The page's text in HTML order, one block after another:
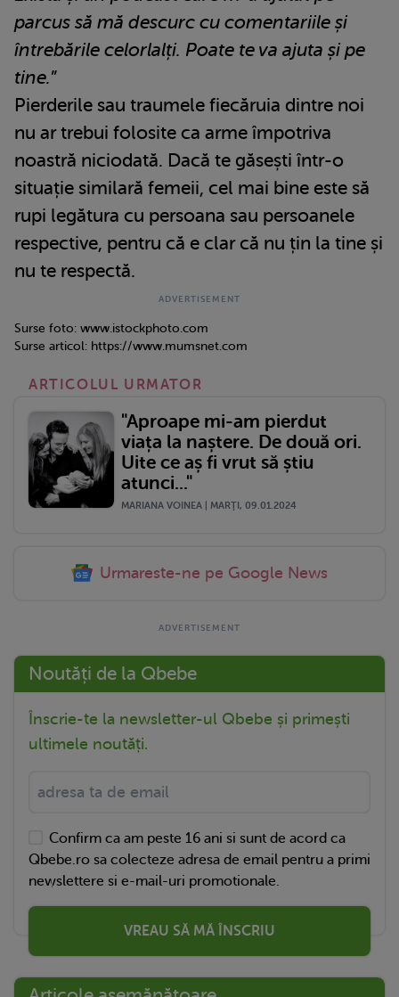
parcus să mă descurc cu comentariile și
întrebările celorlalți. Poate te va ajuta și pe
tine.”
Pierderile sau traumele fiecăruia dintre noi
nu ar trebui folosite ca arme împotriva
noastră niciodată. Dacă te găsești într-o
situație similară femeii, cel mai bine este să
rupi legătura cu persoana sau persoanele
respective, pentru că e clar că nu țin la tine și
nu te respectă.
Surse foto: www.istockphoto.com
Surse articol: https://www.mumsnet.com
ARTICOLUL URMATOR
"Aproape mi-am pierdut
viața la naștere. De două ori.
Uite ce aș fi vrut să știu
atunci..."
MARIANA VOINEA | MARŢI, 09.01.2024
Urmareste-ne pe Google News
Noutăți de la Qbebe
Înscrie-te la newsletter-ul Qbebe și primești
ultimele noutăți.
Confirm ca am peste 16 ani si sunt de acord ca
Qbebe.ro sa colecteze adresa de email pentru a primi
newslettere si e-mail-uri promotionale.
VREAU SĂ MĂ ÎNSCRIU